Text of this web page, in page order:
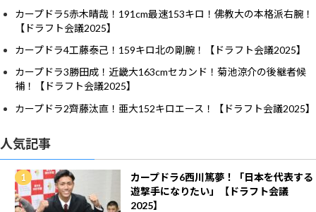
カープドラ5赤木晴哉！191cm最速153キロ！佛教大の本格派右腕！
【ドラフト会議2025】
カープドラ4工藤泰己！159キロ北の剛腕！【ドラフト会議2025】
カープドラ3勝田成！近畿大163cmセカンド！菊池涼介の後継者候
補！【ドラフト会議2025】
カープドラ2齊藤汰直！亜大152キロエース！【ドラフト会議2025】
人気記事
カープドラ6西川篤夢！「日本を代表する
遊撃手になりたい」【ドラフト会議
2025】